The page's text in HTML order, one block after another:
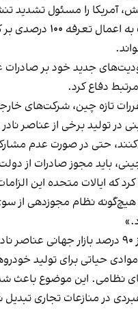
آمریکا را مسئول تشدید
تهدید ترامپ به اعمال
جدید خود بر صادرات
دفاع کرد.
تازه چین، شرکت‌های
در تولید برخی از عناصر
حتی در صورت عدم
باید مجوز صادرات از
که ایالات متحده این
نظام مجوزدهی از
چین بیش از ۹۰ درصد بازار جهانی
موادی حیاتی برای تولید
نظامی. این موضوع باعث
در منازعات تجاری